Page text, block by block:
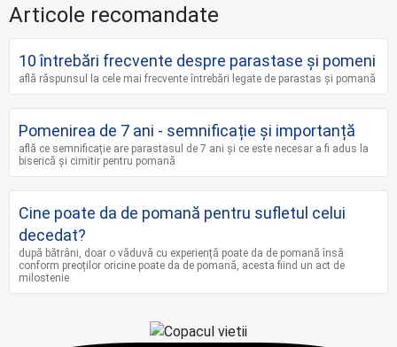
Articole recomandate
10 întrebări frecvente despre parastase și pomeni
află răspunsul la cele mai frecvente întrebări legate de parastas și pomană
Pomenirea de 7 ani - semnificație și importanță
află ce semnificație are parastasul de 7 ani și ce este necesar a fi adus la
biserică și cimitir pentru pomană
Cine poate da de pomană pentru sufletul celui
decedat?
după bătrâni, doar o văduvă cu experiență poate da de pomană însă
conform preoților oricine poate da de pomană, acesta fiind un act de
milostenie